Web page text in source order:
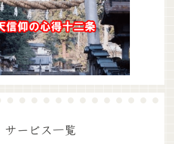
サービス一覧